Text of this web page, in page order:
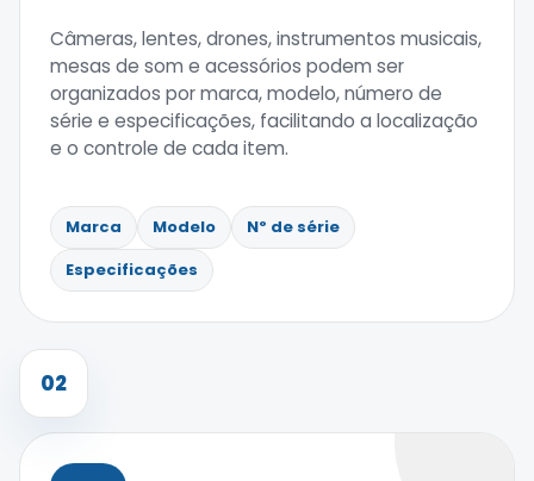
Câmeras, lentes, drones, instrumentos musicais,
mesas de som e acessórios podem ser
organizados por marca, modelo, número de
série e especificações, facilitando a localização
e o controle de cada item.
Marca Modelo
Nº de série
Especificações
02